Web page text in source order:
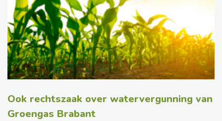
Ook rechtszaak over watervergunning van
Groengas Brabant